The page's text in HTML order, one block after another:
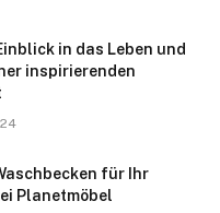
in das Leben und
inspirierenden
für Ihr
Planetmöbel